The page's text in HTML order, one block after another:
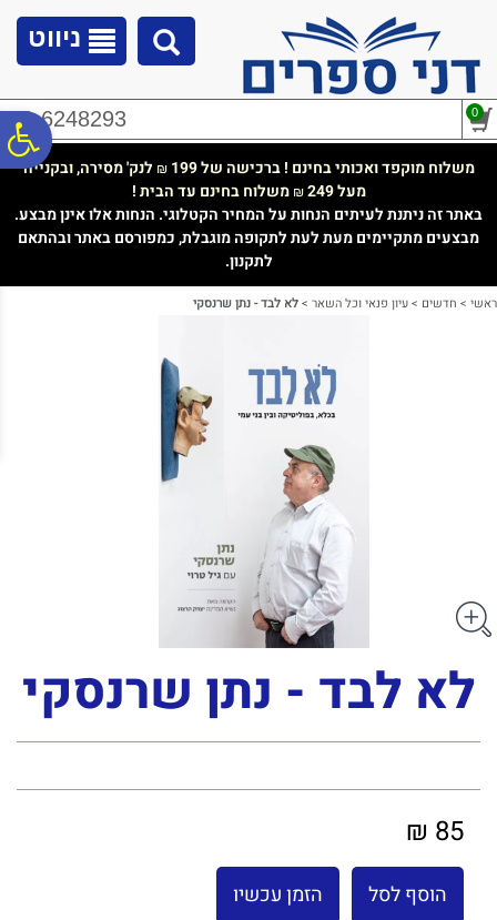
נגישות
ניווט
02-6248293 0
משלוח מוקפד ואכותי בחינם ! ברכישה של 199 ₪ לנק' מסירה, ובקנייה
מעל 249
₪משלוח בחינם עד הבית !
באתר זה ניתנת לעיתים הנחות על המחיר הקטלוגי. הנחות אלו אינן מבצע.
מבצעים מתקיימים מעת לעת לתקופה מוגבלת, כמפורסם באתר ובהתאם
לתקנון.
ראשי > חדשים >עיון פנאי וכל השאר >לא לבד - נתן שרנסקי
לא לבד - נתן שרנסקי
85 ₪
הוסף לסל הזמן עכשיו